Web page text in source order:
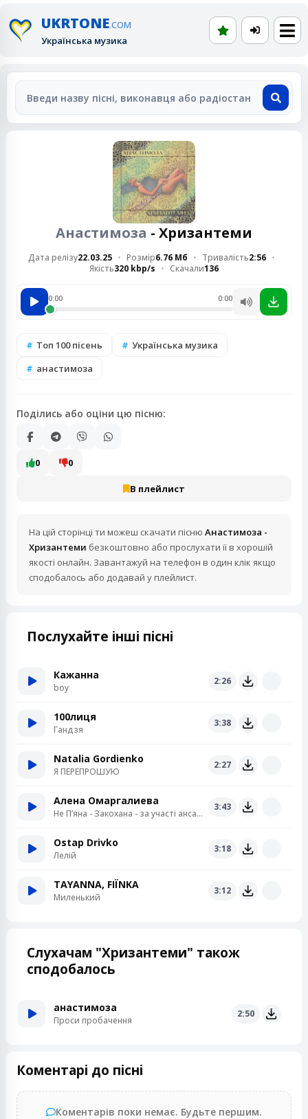
UKRTONE.COM
Українська музика
Анастимоза - Хризантеми
Дата релізу22.03.25 Розмір6.76 Мб Тривалість2:56
Якість320 kbp/s Скачали136
0:00 0:00
Топ 100 пісень
Українська музика
анастимоза
Поділись або оціни цю пісню:
0 0
В плейлист
На цій сторінці ти можеш скачати пісню Анастимоза -
Хризантеми безкоштовно або прослухати її в хорошій
якості онлайн. Завантажуй на телефон в один клік якщо
сподобалось або додавай у плейлист.
Послухайте інші пісні
Кажанна
boy
2:26
100лиця
Гандзя
3:38
Natalia Gordienko
Я ПЕРЕПРОШУЮ
2:27
Алена Омаргалиева
Не Пʼяна - Закохана - за участі ансамблю «Кралиця»
3:43
Ostap Drivko
Лелій
3:18
TAYANNA, FIЇNKA
Миленький
3:12
Слухачам "Хризантеми" також
сподобалось
анастимоза
Проси пробачення
2:50
Коментарі до пісні
Коментарів поки немає. Будьте першим.